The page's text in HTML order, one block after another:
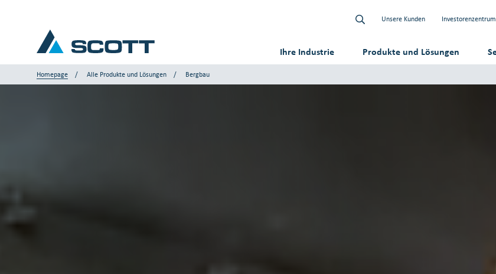
Unsere Kunden Investorenzentrum
Ihre Industrie Produkte und Lösungen
Unsere Marken
Homepage Alle Produkte und Lösungen Bergbau